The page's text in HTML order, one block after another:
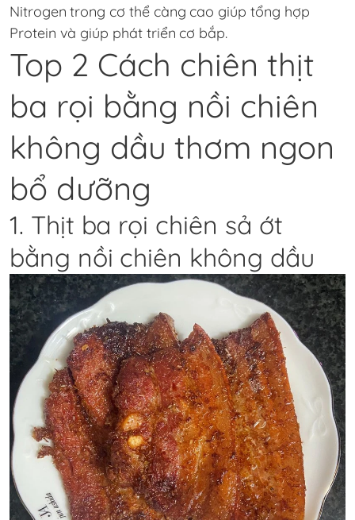
Nitrogen trong cơ thể càng cao giúp tổng hợp
Protein và giúp phát triển cơ bắp.
Top 2 Cách chiên thịt
ba rọi bằng nồi chiên
không dầu thơm ngon
bổ dưỡng
1. Thịt ba rọi chiên sả ớt
bằng nồi chiên không dầu